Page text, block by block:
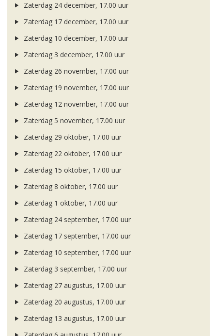
Zaterdag 24 december, 17.00 uur
Zaterdag 17 december, 17.00 uur
Zaterdag 10 december, 17.00 uur
Zaterdag 3 december, 17.00 uur
Zaterdag 26 november, 17.00 uur
Zaterdag 19 november, 17.00 uur
Zaterdag 12 november, 17.00 uur
Zaterdag 5 november, 17.00 uur
Zaterdag 29 oktober, 17.00 uur
Zaterdag 22 oktober, 17.00 uur
Zaterdag 15 oktober, 17.00 uur
Zaterdag 8 oktober, 17.00 uur
Zaterdag 1 oktober, 17.00 uur
Zaterdag 24 september, 17.00 uur
Zaterdag 17 september, 17.00 uur
Zaterdag 10 september, 17.00 uur
Zaterdag 3 september, 17.00 uur
Zaterdag 27 augustus, 17.00 uur
Zaterdag 20 augustus, 17.00 uur
Zaterdag 13 augustus, 17.00 uur